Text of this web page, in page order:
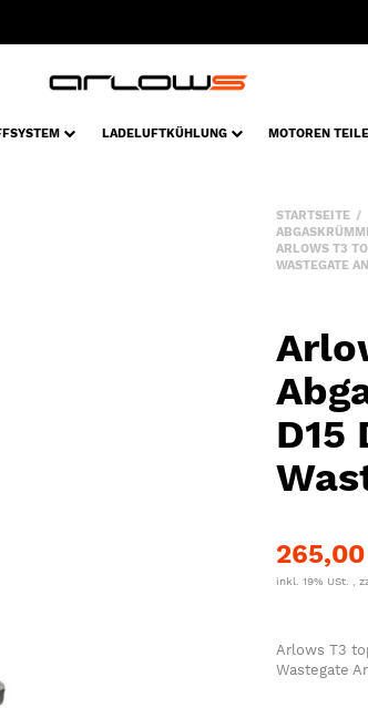
LADELUFTKÜHLUNG MOTOREN TEILE
STARTSEITE
ARLOWS T3
WASTEGATE
D15
inkl. 19% USt. ,
Arlows T3
Wastegate